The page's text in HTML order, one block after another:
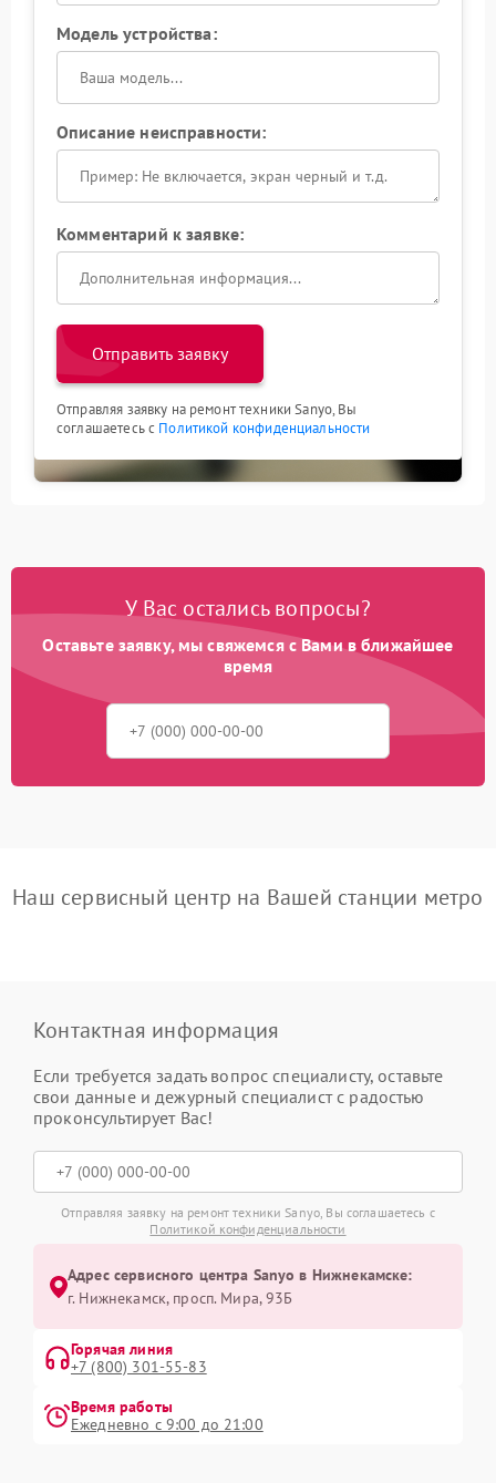
Модель устройства:
Описание неисправности:
Комментарий к заявке:
Отправить заявку
Отправляя заявку на ремонт техники Sanyo, Вы
соглашаетесь с Политикой конфиденциальности
У Вас остались вопросы?
Оставьте заявку, мы свяжемся с Вами в ближайшее
время
Наш сервисный центр на Вашей станции метро
Контактная информация
Если требуется задать вопрос специалисту, оставьте
свои данные и дежурный специалист с радостью
проконсультирует Вас!
Отправляя заявку на ремонт техники Sanyo, Вы соглашаетесь с
Политикой конфиденциальности
Адрес сервисного центра Sanyo в Нижнекамске:
г. Нижнекамск, просп. Мира, 93Б
Горячая линия
+7 (800) 301-55-83
Время работы
Ежедневно с 9:00 до 21:00